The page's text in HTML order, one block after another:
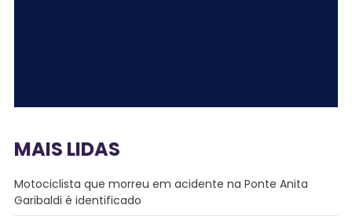
MAIS LIDAS
Motociclista que morreu em acidente na Ponte Anita
Garibaldi é identificado